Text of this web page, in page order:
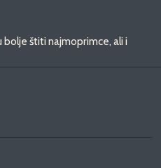
bolje štiti najmoprimce, ali i